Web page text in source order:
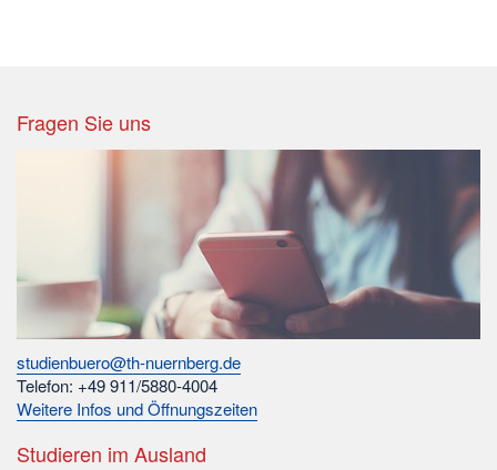
Fragen Sie uns
studienbuero@th-nuernberg.de
Telefon: +49 911/5880-4004
Weitere Infos und Öffnungszeiten
Studieren im Ausland